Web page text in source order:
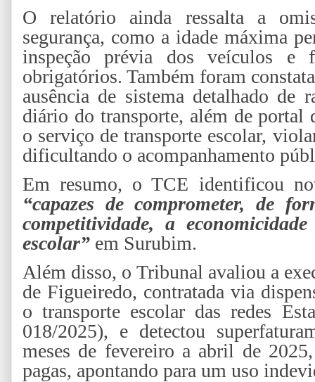
O relatório ainda ressalta a
segurança, como a idade máxima
inspeção prévia dos veículos e
obrigatórios. Também foram
ausência de sistema detalhado de
diário do transporte, além de portal
o serviço de transporte escolar,
dificultando o acompanhamento
Em resumo, o TCE identificou
“capazes de comprometer, de
competitividade, a
escolar” em Surubim.
Além disso, o Tribunal avaliou a
de Figueiredo, contratada via
o transporte escolar das redes
018/2025), e detectou
meses de fevereiro a abril de
pagas, apontando para um uso